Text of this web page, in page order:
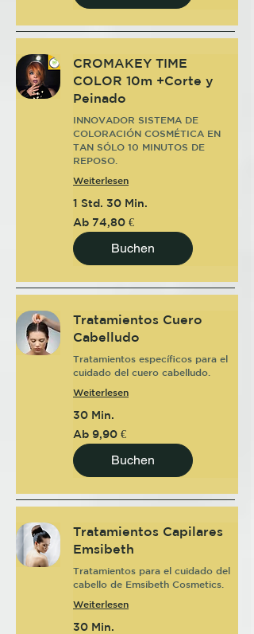
CROMAKEY TIME
COLOR 10m +Corte y
Peinado
INNOVADOR SISTEMA DE
COLORACIÓN COSMÉTICA EN
TAN SÓLO 10 MINUTOS DE
REPOSO.
Weiterlesen
1 Std. 30 Min.
Ab
74,80
Euro
Ab 74,80 €
Buchen
Tratamientos Cuero
Cabelludo
Tratamientos específicos para el
cuidado del cuero cabelludo.
Weiterlesen
30 Min.
Ab
9,90
Euro
Ab 9,90 €
Buchen
Tratamientos Capilares
Emsibeth
Tratamientos para el cuidado del
cabello de Emsibeth Cosmetics.
Weiterlesen
30 Min.